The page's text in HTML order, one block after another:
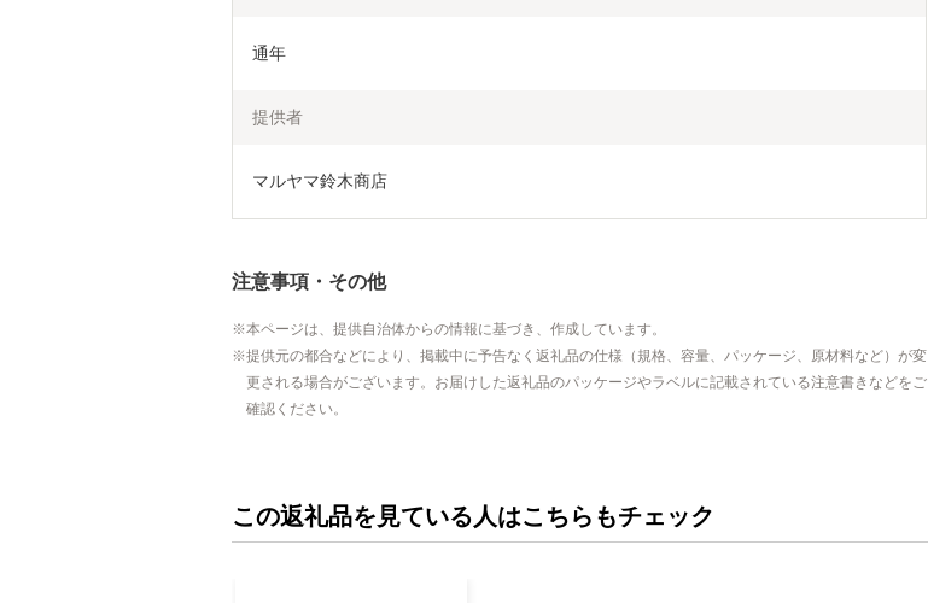
通年
提供者
マルヤマ鈴木商店
注意事項・その他
本ページは、提供自治体からの情報に基づき、作成しています。
提供元の都合などにより、掲載中に予告なく返礼品の仕様（規格、容量、パッケージ、原材料など）が変
更される場合がございます。お届けした返礼品のパッケージやラベルに記載されている注意書きなどをご
確認ください。
この返礼品を見ている人はこちらもチェック